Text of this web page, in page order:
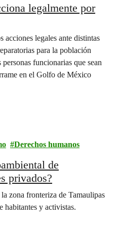
legalmente por
acciones legales ante distintas
para la población
funcionarias que sean
en el Golfo de México
Derechos humanos
de
privados?
zona fronteriza de Tamaulipas
habitantes y activistas.